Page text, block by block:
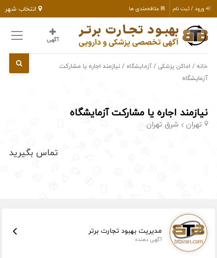
انتخاب شهر ورود / ثبت نام علاقه‌مندی ها
آگهی
خانه / اماکن پزشکی /آزمایشگاه / نیازمند اجاره یا مشارکت
آزمایشگاه
نیازمند اجاره یا مشارکت آزمایشگاه
تهران شرق تهران
تماس بگیرید
مدیریت بهبود تجارت برتر
آگهی دهنده